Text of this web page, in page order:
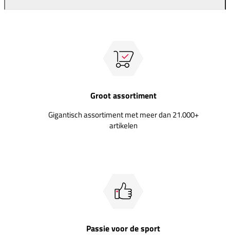
Groot assortiment
Gigantisch assortiment met meer dan 21.000+
artikelen
Passie voor de sport